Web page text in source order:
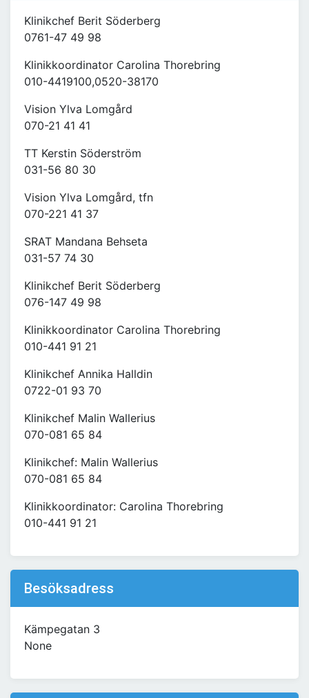
Klinikchef Berit Söderberg
0761-47 49 98
Klinikkoordinator Carolina Thorebring
010-4419100,0520-38170
Vision Ylva Lomgård
070-21 41 41
TT Kerstin Söderström
031-56 80 30
Vision Ylva Lomgård, tfn
070-221 41 37
SRAT Mandana Behseta
031-57 74 30
Klinikchef Berit Söderberg
076-147 49 98
Klinikkoordinator Carolina Thorebring
010-441 91 21
Klinikchef Annika Halldin
0722-01 93 70
Klinikchef Malin Wallerius
070-081 65 84
Klinikchef: Malin Wallerius
070-081 65 84
Klinikkoordinator: Carolina Thorebring
010-441 91 21
Besöksadress
Kämpegatan 3
None